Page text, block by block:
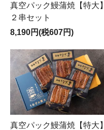
真空パック鰻蒲焼【特大】
２串セット
8,190円(税607円)
真空パック鰻蒲焼【特大】